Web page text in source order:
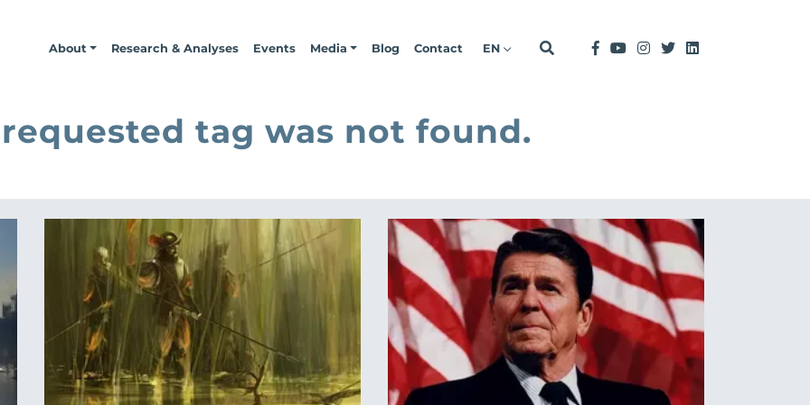
About Research & Analyses Events Media Blog Contact EN
tag was not found.